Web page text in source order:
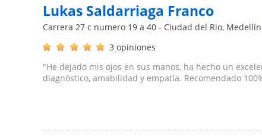
Lukas Saldarriaga Franco
Carrera 27 c numero 19 a 40 - Ciudad del Rio, Medellín
3 opiniones
"He dejado mis ojos en sus manos, ha hecho un
diagnóstico, amabilidad y empatía. Recomendado